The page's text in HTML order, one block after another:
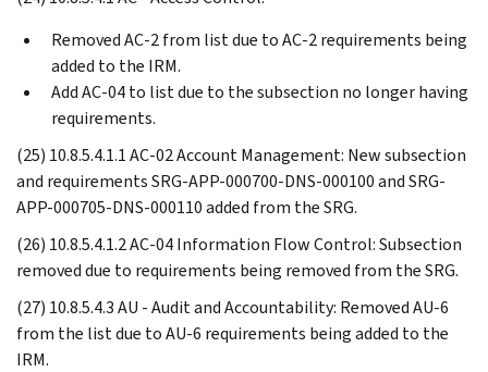
Removed AC-2 from list due to AC-2 requirements being
added to the IRM.
Add AC-04 to list due to the subsection no longer having
requirements.
(25) 10.8.5.4.1.1 AC-02 Account Management: New subsection
and requirements SRG-APP-000700-DNS-000100 and SRG-
APP-000705-DNS-000110 added from the SRG.
(26) 10.8.5.4.1.2 AC-04 Information Flow Control: Subsection
removed due to requirements being removed from the SRG.
(27) 10.8.5.4.3 AU - Audit and Accountability: Removed AU-6
from the list due to AU-6 requirements being added to the
IRM.